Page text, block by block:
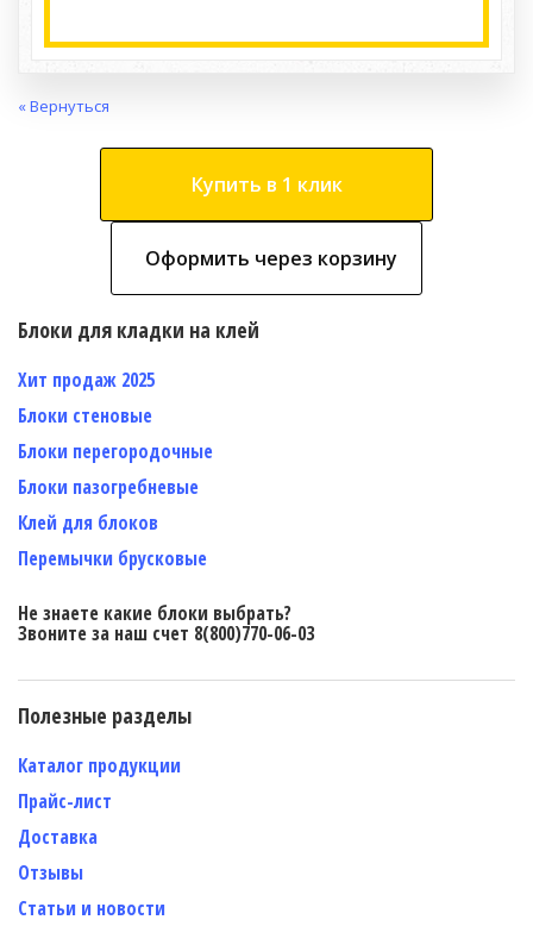
« Вернуться
Купить в 1 клик
Оформить через корзину
Блоки для кладки на клей
Хит продаж 2025
Блоки стеновые
Блоки перегородочные
Блоки пазогребневые
Клей для блоков
Перемычки брусковые
Не знаете какие блоки выбрать?
Звоните за наш счет 8(800)770-06-03
Полезные разделы
Каталог продукции
Прайс-лист
Доставка
Отзывы
Статьи и новости